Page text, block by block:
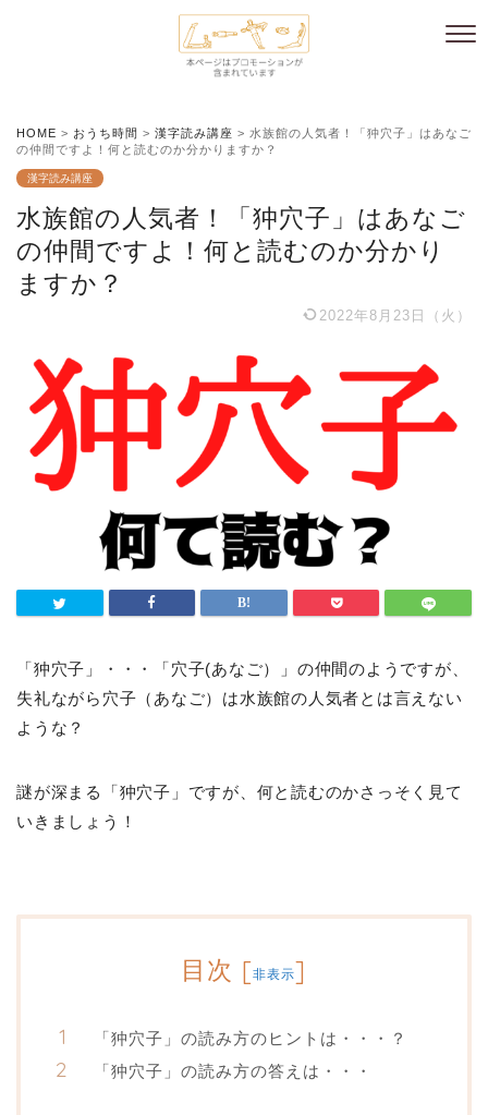
HOME > おうち時間 > 漢字読み講座 > 水族館の人気者！「狆穴子」はあなご
の仲間ですよ！何と読むのか分かりますか？
漢字読み講座
水族館の人気者！「狆穴子」はあなご
の仲間ですよ！何と読むのか分かり
ますか？
2022年8月23日（火）
「狆穴子」・・・「穴子(あなご）」の仲間のようですが、
失礼ながら穴子（あなご）は水族館の人気者とは言えない
ような？
謎が深まる「狆穴子」ですが、何と読むのかさっそく見て
いきましょう！
目次 [非表示]
「狆穴子」の読み方のヒントは・・・？
「狆穴子」の読み方の答えは・・・